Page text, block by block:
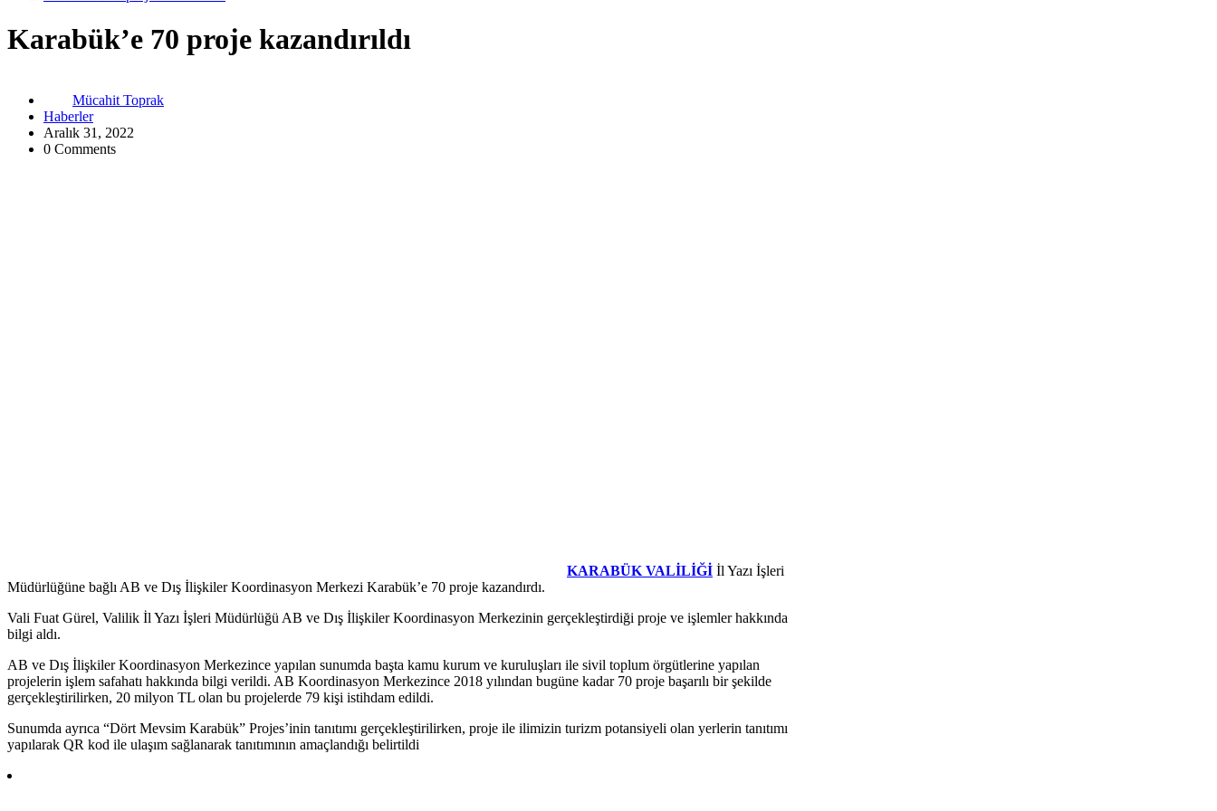
Karabük’e 70 proje kazandırıldı
Mücahit Toprak
Haberler
Aralık 31, 2022
0 Comments
KARABÜK VALİLİĞİ İl Yazı İşleri
Müdürlüğüne bağlı AB ve Dış İlişkiler Koordinasyon Merkezi Karabük’e 70 proje kazandırdı.
Vali Fuat Gürel, Valilik İl Yazı İşleri Müdürlüğü AB ve Dış İlişkiler Koordinasyon Merkezinin gerçekleştirdiği proje ve işlemler hakkında
bilgi aldı.
AB ve Dış İlişkiler Koordinasyon Merkezince yapılan sunumda başta kamu kurum ve kuruluşları ile sivil toplum örgütlerine yapılan
projelerin işlem safahatı hakkında bilgi verildi. AB Koordinasyon Merkezince 2018 yılından bugüne kadar 70 proje başarılı bir şekilde
gerçekleştirilirken, 20 milyon TL olan bu projelerde 79 kişi istihdam edildi.
Sunumda ayrıca “Dört Mevsim Karabük” Projes’inin tanıtımı gerçekleştirilirken, proje ile ilimizin turizm potansiyeli olan yerlerin tanıtımı
yapılarak QR kod ile ulaşım sağlanarak tanıtımının amaçlandığı belirtildi